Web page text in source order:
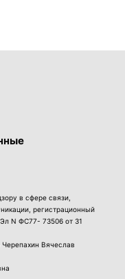
в сфере связи,
регистрационный
N ФС77- 73506 от 31
Вячеслав